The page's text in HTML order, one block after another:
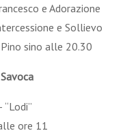
e Adorazione
e Sollievo
sino alle 20.30
ore 11